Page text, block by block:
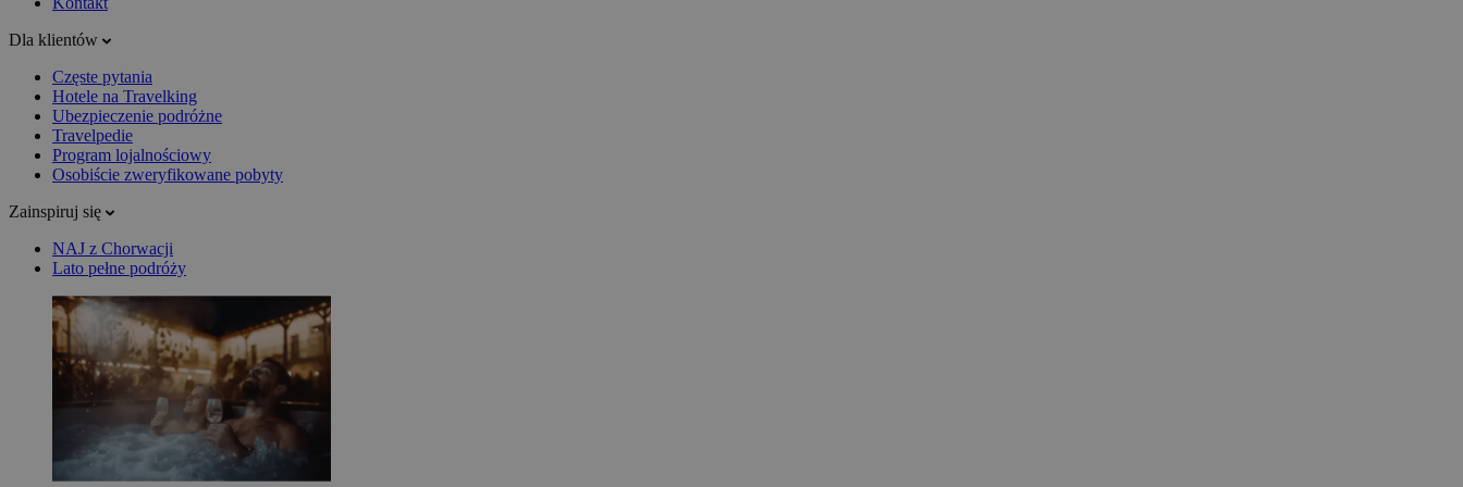
Dla klientów
Częste pytania
Hotele na Travelking
Ubezpieczenie podróżne
Travelpedie
Program lojalnościowy
Osobiście zweryfikowane pobyty
Zainspiruj się
NAJ z Chorwacji
Lato pełne podróży